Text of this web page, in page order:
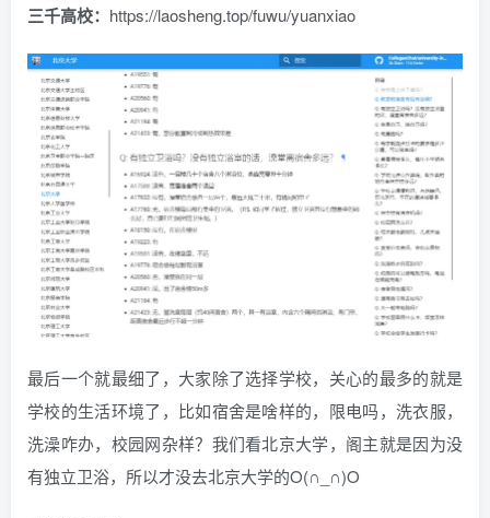
三千高校： https://laosheng.top/fuwu/yuanxiao
最后一个就最细了，大家除了选择学校，关心的最多的就是
学校的生活环境了，比如宿舍是啥样的，限电吗，洗衣服，
洗澡咋办，校园网杂样？我们看北京大学，阁主就是因为没
有独立卫浴，所以才没去北京大学的O(∩_∩)O